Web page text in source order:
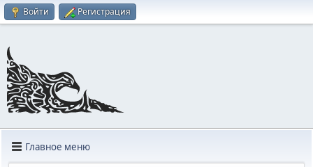
Войти Регистрация
Главное меню